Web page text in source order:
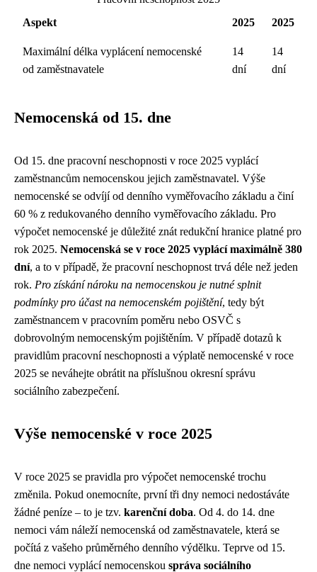
Aspekt
2025 2025
Maximální délka vyplácení nemocenské
od zaměstnavatele
14
dní
14
dní
Nemocenská od 15. dne
Od 15. dne pracovní neschopnosti v roce 2025 vyplácí
zaměstnancům nemocenskou jejich zaměstnavatel. Výše
nemocenské se odvíjí od denního vyměřovacího základu a činí
60 % z redukovaného denního vyměřovacího základu. Pro
výpočet nemocenské je důležité znát redukční hranice platné pro
rok 2025. Nemocenská se v roce 2025 vyplácí maximálně 380
dní, a to v případě, že pracovní neschopnost trvá déle než jeden
rok. Pro získání nároku na nemocenskou je nutné splnit
podmínky pro účast na nemocenském pojištění, tedy být
zaměstnancem v pracovním poměru nebo OSVČ s
dobrovolným nemocenským pojištěním. V případě dotazů k
pravidlům pracovní neschopnosti a výplatě nemocenské v roce
2025 se neváhejte obrátit na příslušnou okresní správu
sociálního zabezpečení.
Výše nemocenské v roce 2025
V roce 2025 se pravidla pro výpočet nemocenské trochu
změnila. Pokud onemocníte, první tři dny nemoci nedostáváte
žádné peníze –⁠ to je tzv. karenční doba. Od 4. do 14. dne
nemoci vám náleží nemocenská od zaměstnavatele, která se
počítá z vašeho průměrného denního výdělku. Teprve od 15.
dne nemoci vyplácí nemocenskou správa sociálního